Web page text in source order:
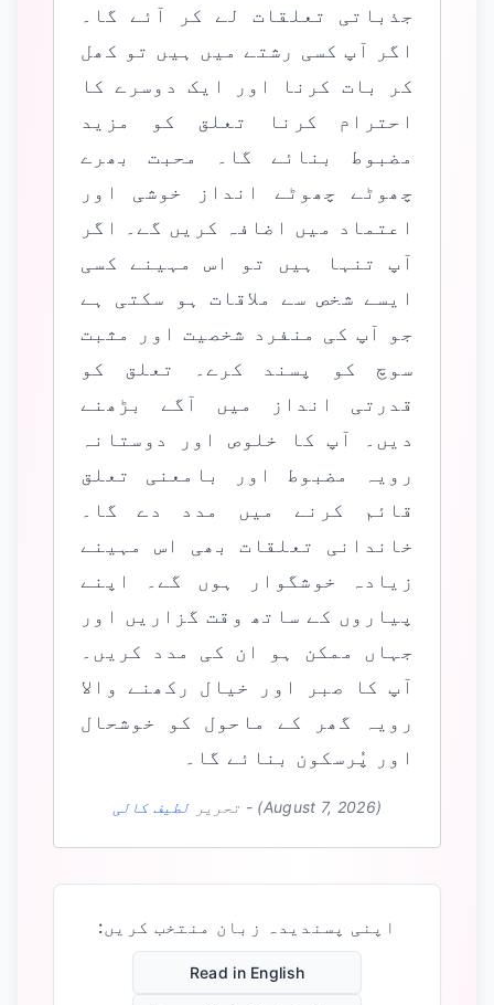
جذباتی تعلقات لے کر آئے گا۔
اگر آپ کسی رشتے میں ہیں تو کھل
کر بات کرنا اور ایک دوسرے کا
احترام کرنا تعلق کو مزید
مضبوط بنائے گا۔ محبت بھرے
چھوٹے چھوٹے انداز خوشی اور
اعتماد میں اضافہ کریں گے۔ اگر
آپ تنہا ہیں تو اس مہینے کسی
ایسے شخص سے ملاقات ہو سکتی ہے
جو آپ کی منفرد شخصیت اور مثبت
سوچ کو پسند کرے۔ تعلق کو
قدرتی انداز میں آگے بڑھنے
دیں۔ آپ کا خلوص اور دوستانہ
رویہ مضبوط اور بامعنی تعلق
قائم کرنے میں مدد دے گا۔
خاندانی تعلقات بھی اس مہینے
زیادہ خوشگوار ہوں گے۔ اپنے
پیاروں کے ساتھ وقت گزاریں اور
جہاں ممکن ہو ان کی مدد کریں۔
آپ کا صبر اور خیال رکھنے والا
رویہ گھر کے ماحول کو خوشحال
اور پُرسکون بنائے گا۔
(August 7, 2026)
- تحریر لطیف کالی
اپنی پسندیدہ زبان منتخب کریں:
Read in English